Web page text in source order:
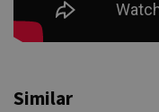
Similar